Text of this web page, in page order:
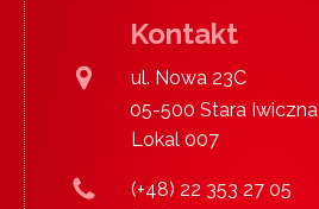
Kontakt
ul. Nowa 23C
05-500 Stara Iwiczna
Lokal 007
(+48) 22 353 27 05